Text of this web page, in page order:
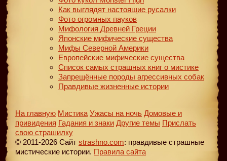
Как выглядят настоящие русалки
Фото огромных пауков
Мифология Древней Греции
Японские мифические существа
Мифы Северной Америки
Европейские мифические существа
Список самых страшных книг о мистике
Запрещённые породы агрессивных собак
Правдивые жизненные истории
На главную Мистика Ужасы на ночь Домовые и
привидения Гадания и знаки Другие темы Прислать
свою страшилку
© 2011-2026 Сайт strashno.com: правдивые страшные
мистические истории. Правила сайта